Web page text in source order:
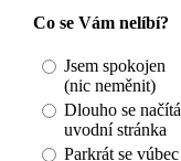
Co se Vám nelíbí?
Jsem spokojen
(nic neměnit)
Dlouho se načítá
uvodní stránka
Parkrát se vúbec